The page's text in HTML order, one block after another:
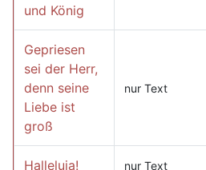
und König
Gepriesen
sei der Herr,
denn seine
Liebe ist
groß
nur Text
Halleluja! nur Text